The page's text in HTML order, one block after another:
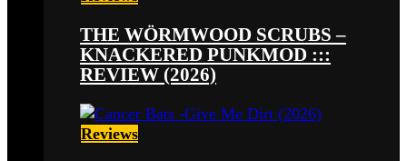
THE WÖRMWOOD SCRUBS –
KNACKERED PUNKMOD :::
REVIEW (2026)
Reviews